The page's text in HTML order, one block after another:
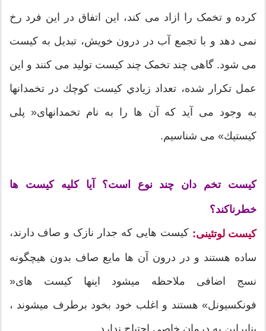
كرده و تخمک را ازاد می كند، این اتفاق در این فرد رخ
نمی دهد و با تجمع آب در درون خویش، تبدیل به كیست
می شود. گاهی چند تخمک چند كیست تولید می كنند و این
عمل تكرار شده، تعداد زيادي كیست كوچك در تخمدانها
به وجود می آید كه آن ها را به نام تخمدانهای« پلی
كیستیك» می شناسیم.
كیست تخم دان چند نوع است؟ آیا کلیه كیست ها
خطرناكند؟
کیست لوتئینی: کیست هایی که جدار نازک و صاف دارند،
ساده هستند و در درون آن ها مایع صاف بدون هیچگونه
نسج اضافی ملاحظه ميشود اینها کیست های«
فونکسیونل» هستند و اغلب خود بخود برطرف میشوند ،